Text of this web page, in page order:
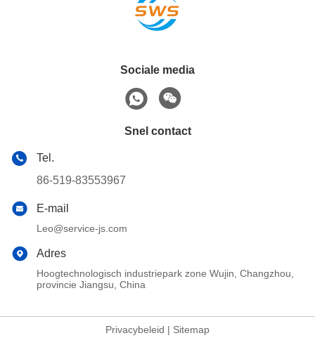
Sociale media
Snel contact
Tel.
86-519-83553967
E-mail
Leo@service-js.com
Adres
Hoogtechnologisch industriepark zone Wujin, Changzhou,
provincie Jiangsu, China
Privacybeleid | Sitemap